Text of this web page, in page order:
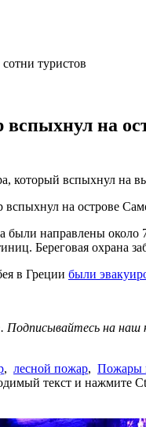
на
который вспыхнул на
на острове
были направлены
Береговая охрана
в Греции были
Подписывайтесь на наш
, лесной пожар, Пожары
текст и нажмите